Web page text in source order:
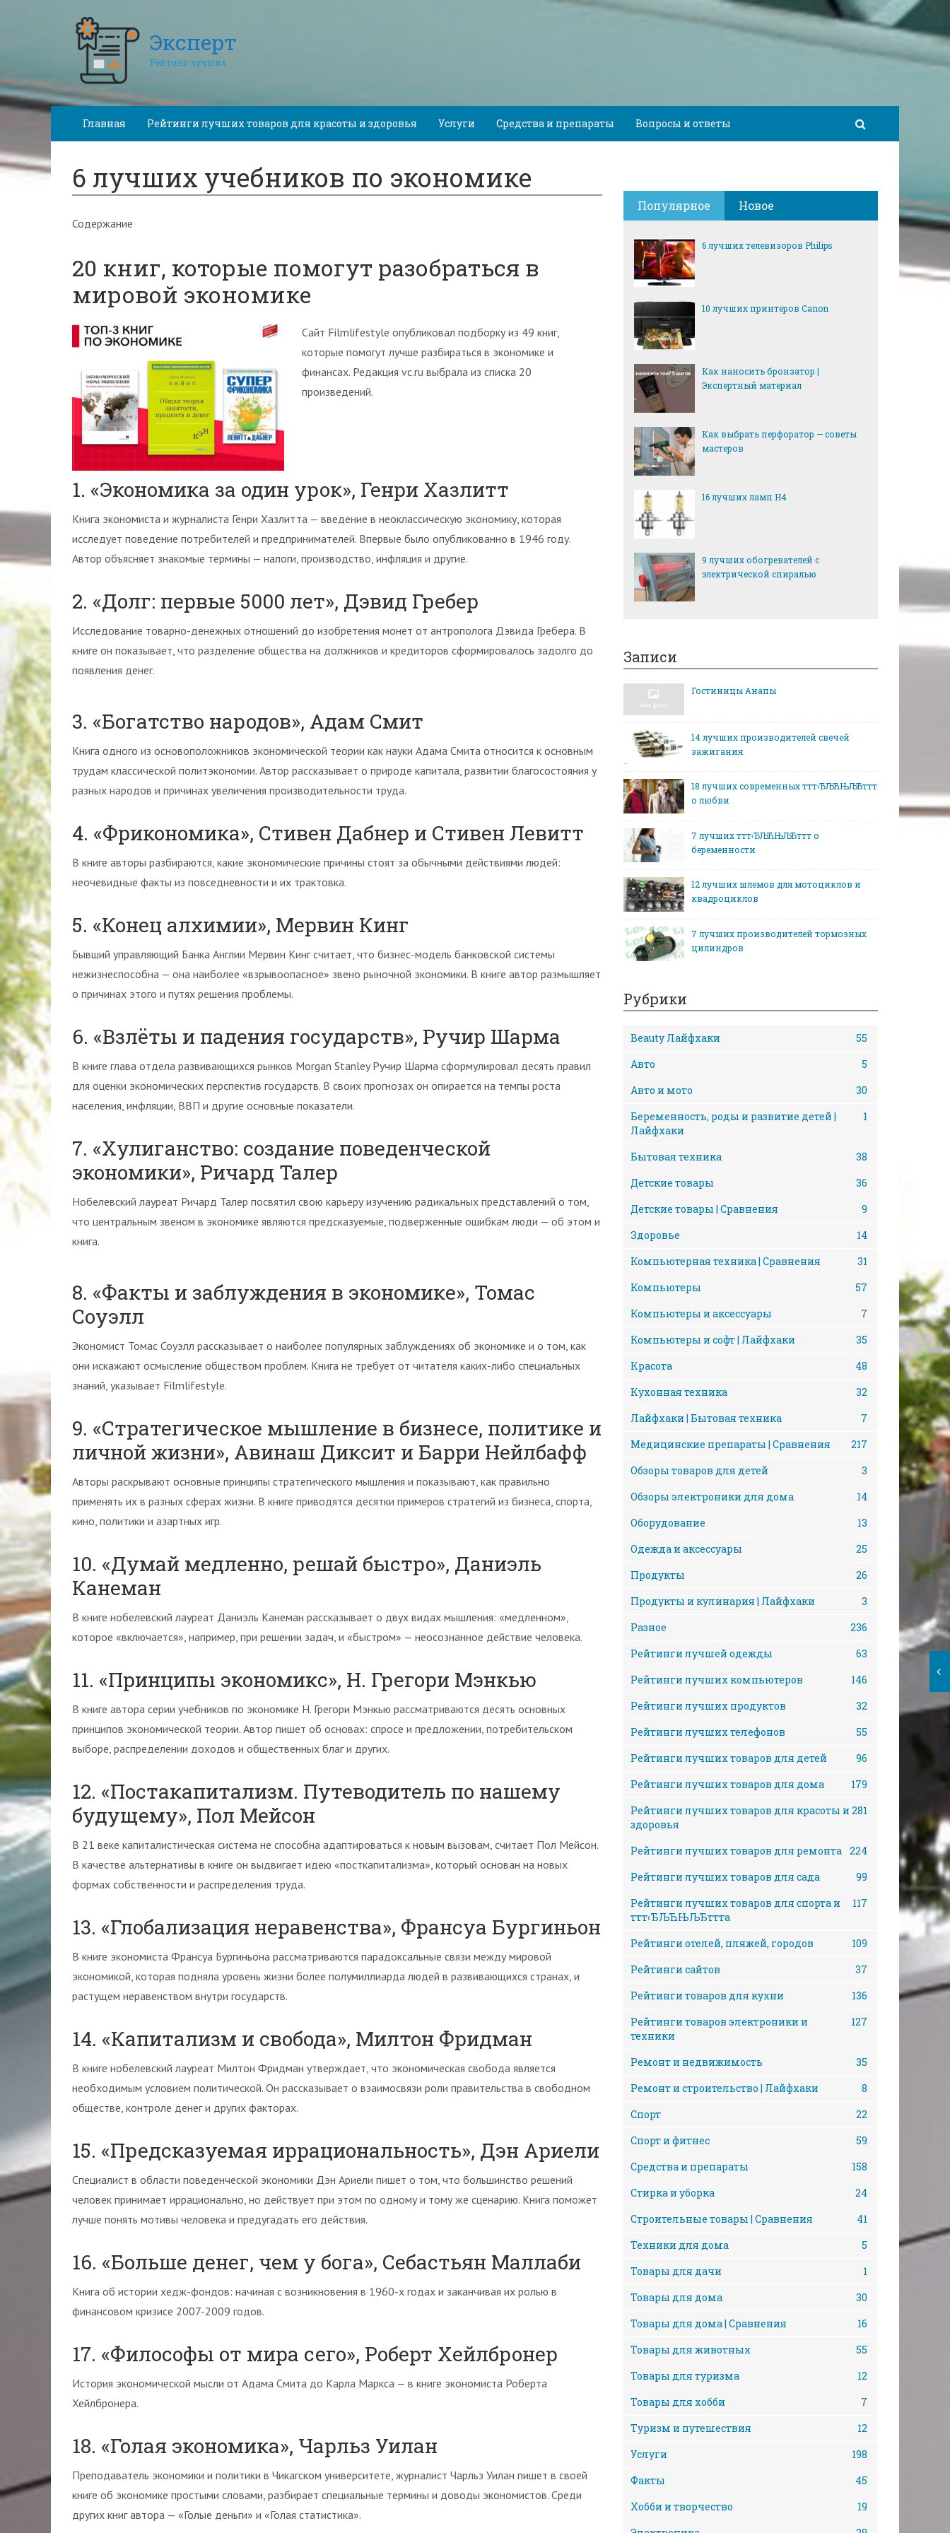
Эксперт
Рейтинг лучших
Главная Рейтинги лучших товаров для красоты и здоровья Услуги Средства и препараты Вопросы и ответы
6 лучших учебников по экономике
Содержание
20 книг, которые помогут разобраться в
мировой экономике
Сайт Filmlifestyle опубликовал подборку из 49 книг,
которые помогут лучше разбираться в экономике и
финансах. Редакция vc.ru выбрала из списка 20
произведений.
1. «Экономика за один урок», Генри Хазлитт
Книга экономиста и журналиста Генри Хазлитта — введение в неоклассическую экономику, которая
исследует поведение потребителей и предпринимателей. Впервые было опубликованно в 1946 году.
Автор объясняет знакомые термины — налоги, производство, инфляция и другие.
2. «Долг: первые 5000 лет», Дэвид Гребер
Исследование товарно-денежных отношений до изобретения монет от антрополога Дэвида Гребера. В
книге он показывает, что разделение общества на должников и кредиторов сформировалось задолго до
появления денег.
3. «Богатство народов», Адам Смит
Книга одного из основоположников экономической теории как науки Адама Смита относится к основным
трудам классической политэкономии. Автор рассказывает о природе капитала, развитии благосостояния у
разных народов и причинах увеличения производительности труда.
4. «Фрикономика», Стивен Дабнер и Стивен Левитт
В книге авторы разбираются, какие экономические причины стоят за обычными действиями людей:
неочевидные факты из повседневности и их трактовка.
5. «Конец алхимии», Мервин Кинг
Бывший управляющий Банка Англии Мервин Кинг считает, что бизнес-модель банковской системы
нежизнеспособна — она наиболее «взрывоопасное» звено рыночной экономики. В книге автор размышляет
о причинах этого и путях решения проблемы.
6. «Взлёты и падения государств», Ручир Шарма
В книге глава отдела развивающихся рынков Morgan Stanley Ручир Шарма сформулировал десять правил
для оценки экономических перспектив государств. В своих прогнозах он опирается на темпы роста
населения, инфляции, ВВП и другие основные показатели.
7. «Хулиганство: создание поведенческой
экономики», Ричард Талер
Нобелевский лауреат Ричард Талер посвятил свою карьеру изучению радикальных представлений о том,
что центральным звеном в экономике являются предсказуемые, подверженные ошибкам люди — об этом и
книга.
8. «Факты и заблуждения в экономике», Томас
Соуэлл
Экономист Томас Соуэлл рассказывает о наиболее популярных заблуждениях об экономике и о том, как
они искажают осмысление обществом проблем. Книга не требует от читателя каких-либо специальных
знаний, указывает Filmlifestyle.
9. «Стратегическое мышление в бизнесе, политике и
личной жизни», Авинаш Диксит и Барри Нейлбафф
Авторы раскрывают основные принципы стратегического мышления и показывают, как правильно
применять их в разных сферах жизни. В книге приводятся десятки примеров стратегий из бизнеса, спорта,
кино, политики и азартных игр.
10. «Думай медленно, решай быстро», Даниэль
Канеман
В книге нобелевский лауреат Даниэль Канеман рассказывает о двух видах мышления: «медленном»,
которое «включается», например, при решении задач, и «быстром» — неосознанное действие человека.
11. «Принципы экономикс», Н. Грегори Мэнкью
В книге автора серии учебников по экономике Н. Грегори Мэнкью рассматриваются десять основных
принципов экономической теории. Автор пишет об основах: спросе и предложении, потребительском
выборе, распределении доходов и общественных благ и других.
12. «Постакапитализм. Путеводитель по нашему
будущему», Пол Мейсон
В 21 веке капиталистическая система не способна адаптироваться к новым вызовам, считает Пол Мейсон.
В качестве альтернативы в книге он выдвигает идею «посткапитализма», который основан на новых
формах собственности и распределения труда.
13. «Глобализация неравенства», Франсуа Бургиньон
В книге экономиста Франсуа Бургиньона рассматриваются парадоксальные связи между мировой
экономикой, которая подняла уровень жизни более полумиллиарда людей в развивающихся странах, и
растущем неравенством внутри государств.
14. «Капитализм и свобода», Милтон Фридман
В книге нобелевский лауреат Милтон Фридман утверждает, что экономическая свобода является
необходимым условием политической. Он рассказывает о взаимосвязи роли правительства в свободном
обществе, контроле денег и других факторах.
15. «Предсказуемая иррациональность», Дэн Ариели
Специалист в области поведенческой экономики Дэн Ариели пишет о том, что большинство решений
человек принимает иррационально, но действует при этом по одному и тому же сценарию. Книга поможет
лучше понять мотивы человека и предугадать его действия.
16. «Больше денег, чем у бога», Себастьян Маллаби
Книга об истории хедж-фондов: начиная с возникновения в 1960-х годах и заканчивая их ролью в
финансовом кризисе 2007-2009 годов.
17. «Философы от мира сего», Роберт Хейлбронер
История экономической мысли от Адама Смита до Карла Маркса — в книге экономиста Роберта
Хейлбронера.
18. «Голая экономика», Чарльз Уилан
Преподаватель экономики и политики в Чикагском университете, журналист Чарльз Уилан пишет в своей
книге об экономике простыми словами, разбирает специальные термины и доводы экономистов. Среди
других книг автора — «Голые деньги» и «Голая статистика».
Популярное Новое
6 лучших телевизоров Philips
10 лучших принтеров Canon
Как наносить бронзатор |
Экспертный материал
Как выбрать перфоратор — советы
мастеров
16 лучших ламп H4
9 лучших обогревателей с
электрической спиралью
Записи
Гостиницы Анапы
14 лучших производителей свечей
зажигания
18 лучших современных ттт‹ЂЉЋЊЉЂттт
о любви
7 лучших ттт‹ЂЉЋЊЉЂттт о
беременности
12 лучших шлемов для мотоциклов и
квадроциклов
7 лучших производителей тормозных
цилиндров
Рубрики
Beauty Лайфхаки
55
Авто
5
Авто и мото
30
Беременность, роды и развитие детей |
Лайфхаки
1
Бытовая техника
38
Детские товары
36
Детские товары | Сравнения
9
Здоровье
14
Компьютерная техника | Сравнения
31
Компьютеры
57
Компьютеры и аксессуары
7
Компьютеры и софт | Лайфхаки
35
Красота
48
Кухонная техника
32
Лайфхаки | Бытовая техника
7
Медицинские препараты | Сравнения
217
Обзоры товаров для детей
3
Обзоры электроники для дома
14
Оборудование
13
Одежда и аксессуары
25
Продукты
26
Продукты и кулинария | Лайфхаки
3
Разное
236
Рейтинги лучшей одежды
63
Рейтинги лучших компьютеров
146
Рейтинги лучших продуктов
32
Рейтинги лучших телефонов
55
Рейтинги лучших товаров для детей
96
Рейтинги лучших товаров для дома
179
Рейтинги лучших товаров для красоты и
здоровья
281
Рейтинги лучших товаров для ремонта 224
Рейтинги лучших товаров для сада
99
Рейтинги лучших товаров для спорта и
ттт‹ЂЉЋЊЉЂттта
117
Рейтинги отелей, пляжей, городов
109
Рейтинги сайтов
37
Рейтинги товаров для кухни
136
Рейтинги товаров электроники и
техники
127
Ремонт и недвижимость
35
Ремонт и строительство | Лайфхаки
8
Спорт
22
Спорт и фитнес
59
Средства и препараты
158
Стирка и уборка
24
Строительные товары | Сравнения
41
Техники для дома
5
Товары для дачи
1
Товары для дома
30
Товары для дома | Сравнения
16
Товары для животных
55
Товары для туризма
12
Товары для хобби
7
Туризм и путешествия
12
Услуги
198
Факты
45
Хобби и творчество
19